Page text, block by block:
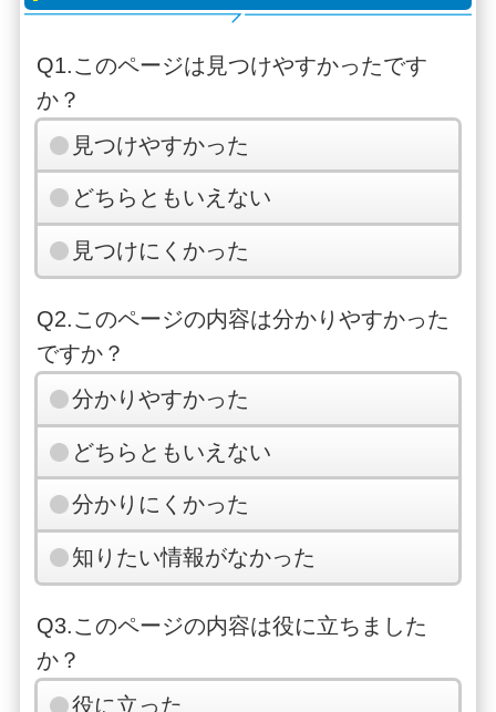
Q1.このページは見つけやすかったです
か？
見つけやすかった
どちらともいえない
見つけにくかった
Q2.このページの内容は分かりやすかった
ですか？
分かりやすかった
どちらともいえない
分かりにくかった
知りたい情報がなかった
Q3.このページの内容は役に立ちました
か？
役に立った